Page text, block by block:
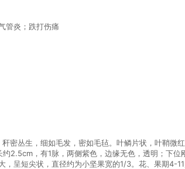
管炎；跌打伤痛
密丛生，细如毛发，密如毛毡。叶鳞片状，叶鞘
2.5cm，有1脉，两侧紫色，边缘无色，透明；下
呈短尖状，直径约为小坚果宽的1/3。花、果期4-11